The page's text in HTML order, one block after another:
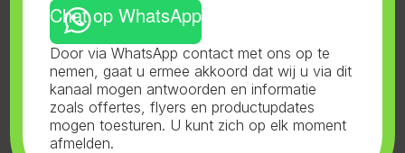
Dr. Green
Dr. Green Tent GR480
Chat op WhatsApp
Door via WhatsApp contact met ons op te
nemen, gaat u ermee akkoord dat wij u via dit
kanaal mogen antwoorden en informatie
zoals offertes, flyers en productupdates
mogen toesturen. U kunt zich op elk moment
afmelden.